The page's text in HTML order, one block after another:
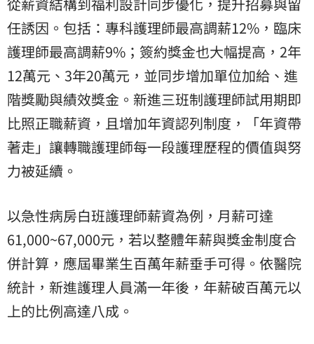
任誘因。包括：專科護理師最高調薪12%，臨床
護理師最高調薪9%；簽約獎金也大幅提高，2年
12萬元、3年20萬元，並同步增加單位加給、進
階獎勵與績效獎金。新進三班制護理師試用期即
比照正職薪資，且增加年資認列制度，「年資帶
著走」讓轉職護理師每一段護理歷程的價值與努
力被延續。
以急性病房白班護理師薪資為例，月薪可達
61,000~67,000元，若以整體年薪與獎金制度合
併計算，應屆畢業生百萬年薪垂手可得。依醫院
統計，新進護理人員滿一年後，年薪破百萬元以
上的比例高達八成。